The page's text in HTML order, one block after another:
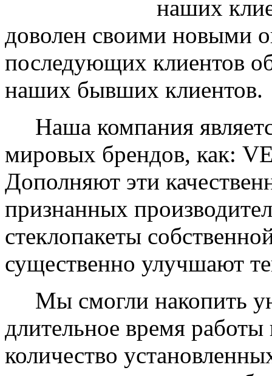
наших
доволен своими новыми
последующих клиентов
наших бывших клиентов.
Наша компания
мировых брендов, как:
Дополняют эти
признанных
стеклопакеты
существенно улучшают
Мы смогли накопить
длительное время
количество